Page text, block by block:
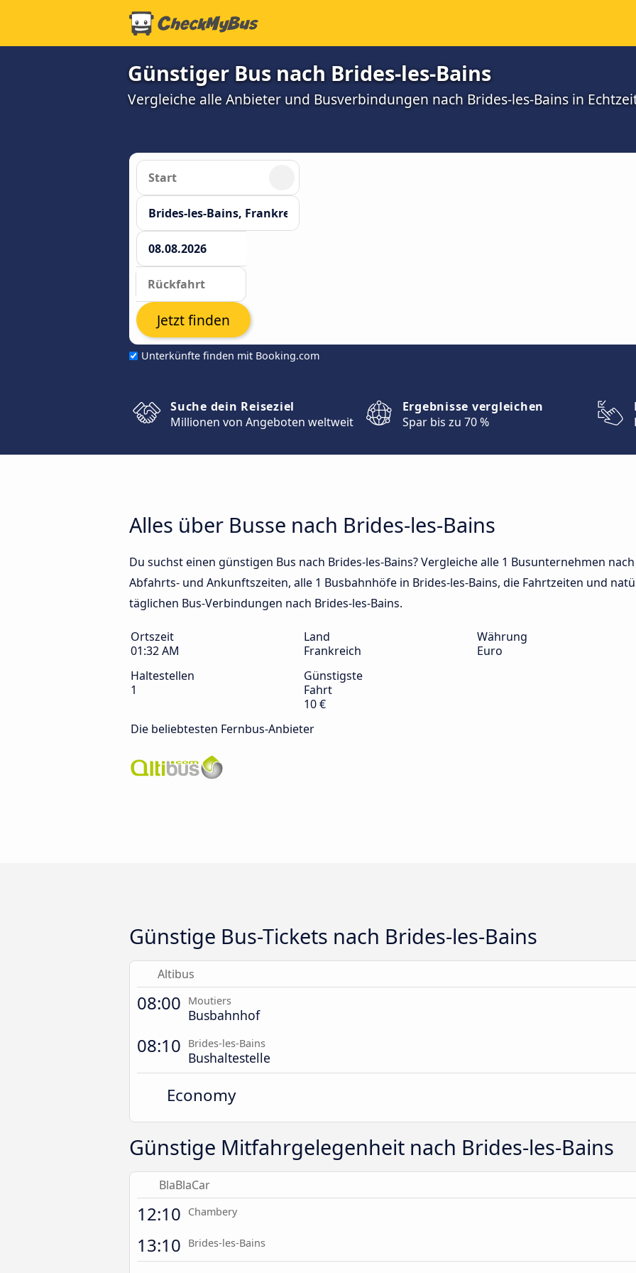
Günstiger Bus nach Brides-les-Bains
Vergleiche alle Anbieter und Busverbindungen nach Brides-les-Bains in
Unterkünfte finden mit Booking.com
Jetzt finden
Suche dein Reiseziel
Millionen von Angeboten weltweit
Ergebnisse vergleichen
Spar bis zu 70 %
Alles über Busse nach Brides-les-Bains
Du suchst einen günstigen Bus nach Brides-les-Bains? Vergleiche alle 1 Busunternehmen
Abfahrts- und Ankunftszeiten, alle 1 Busbahnhöfe in Brides-les-Bains, die Fahrtzeiten und
täglichen Bus-Verbindungen nach Brides-les-Bains.
Ortszeit
01:32 AM
Land
Frankreich
Währung
Euro
Haltestellen
1
Günstigste
Fahrt
10 €
Die beliebtesten Fernbus-Anbieter
Günstige Bus-Tickets nach Brides-les-Bains
Altibus
08:00 Moutiers
Busbahnhof
08:10 Brides-les-Bains
Bushaltestelle
Economy
Günstige Mitfahrgelegenheit nach Brides-les-Bains
BlaBlaCar
12:10 Chambery
13:10 Brides-les-Bains